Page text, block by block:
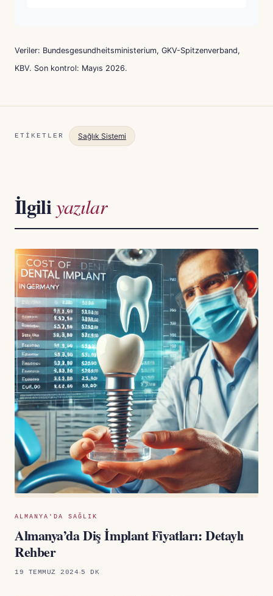
Veriler: Bundesgesundheitsministerium, GKV-Spitzenverband,
KBV. Son kontrol: Mayıs 2026.
ETIKETLER Sağlık Sistemi
İlgiliyazılar
ALMANYA'DA SAĞLIK
Almanya’da Diş İmplant Fiyatları: Detaylı
Rehber
19 TEMMUZ 2024 5 DK